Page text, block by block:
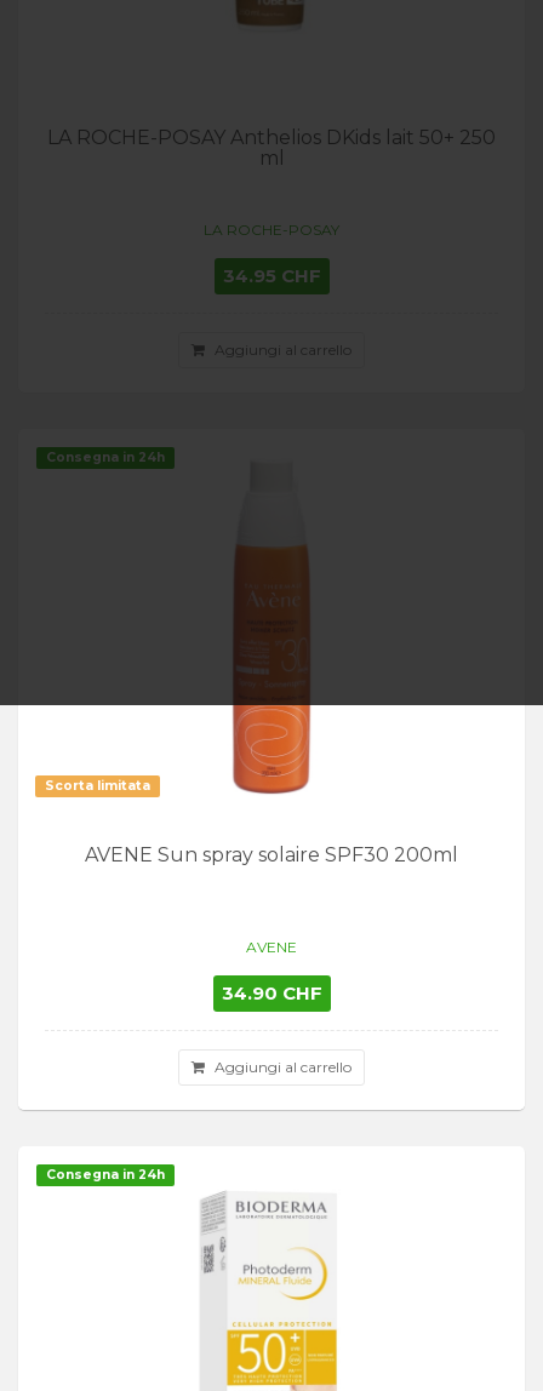
LA ROCHE-POSAY Anthelios DKids lait 50+ 250
ml
LA ROCHE-POSAY
34.95 CHF
Aggiungi al carrello
Consegna in 24h
Scorta limitata
AVENE Sun spray solaire SPF30 200ml
AVENE
34.90 CHF
Aggiungi al carrello
Consegna in 24h